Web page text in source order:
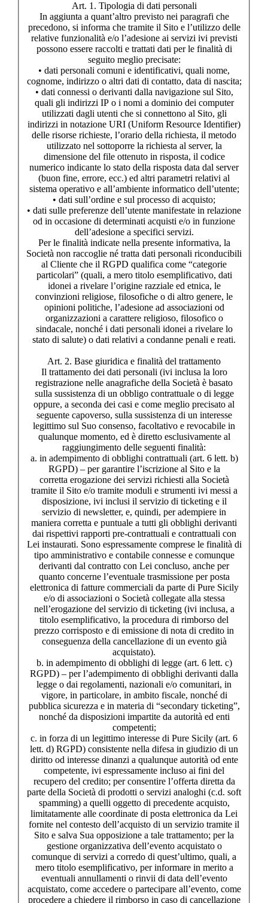
Art. 1. Tipologia di dati personali
In aggiunta a quant’altro previsto nei paragrafi che
precedono, si informa che tramite il Sito e l’utilizzo delle
relative funzionalità e/o l’adesione ai servizi ivi previsti
possono essere raccolti e trattati dati per le finalità di
seguito meglio precisate:
• dati personali comuni e identificativi, quali nome,
cognome, indirizzo o altri dati di contatto, data di nascita;
• dati connessi o derivanti dalla navigazione sul Sito,
quali gli indirizzi IP o i nomi a dominio dei computer
utilizzati dagli utenti che si connettono al Sito, gli
indirizzi in notazione URI (Uniform Resource Identifier)
delle risorse richieste, l’orario della richiesta, il metodo
utilizzato nel sottoporre la richiesta al server, la
dimensione del file ottenuto in risposta, il codice
numerico indicante lo stato della risposta data dal server
(buon fine, errore, ecc.) ed altri parametri relativi al
sistema operativo e all’ambiente informatico dell’utente;
• dati sull’ordine e sul processo di acquisto;
• dati sulle preferenze dell’utente manifestate in relazione
od in occasione di determinati acquisti e/o in funzione
dell’adesione a specifici servizi.
Per le finalità indicate nella presente informativa, la
Società non raccoglie né tratta dati personali riconducibili
al Cliente che il RGPD qualifica come “categorie
particolari” (quali, a mero titolo esemplificativo, dati
idonei a rivelare l’origine razziale ed etnica, le
convinzioni religiose, filosofiche o di altro genere, le
opinioni politiche, l’adesione ad associazioni od
organizzazioni a carattere religioso, filosofico o
sindacale, nonché i dati personali idonei a rivelare lo
stato di salute) o dati relativi a condanne penali e reati.
Art. 2. Base giuridica e finalità del trattamento
Il trattamento dei dati personali (ivi inclusa la loro
registrazione nelle anagrafiche della Società è basato
sulla sussistenza di un obbligo contrattuale o di legge
oppure, a seconda dei casi e come meglio precisato al
seguente capoverso, sulla sussistenza di un interesse
legittimo sul Suo consenso, facoltativo e revocabile in
qualunque momento, ed è diretto esclusivamente al
raggiungimento delle seguenti finalità:
a. in adempimento di obblighi contrattuali (art. 6 lett. b)
RGPD) – per garantire l’iscrizione al Sito e la
corretta erogazione dei servizi richiesti alla Società
tramite il Sito e/o tramite moduli e strumenti ivi messi a
disposizione, ivi inclusi il servizio di ticketing e il
servizio di newsletter, e, quindi, per adempiere in
maniera corretta e puntuale a tutti gli obblighi derivanti
dai rispettivi rapporti pre-contrattuali e contrattuali con
Lei instaurati. Sono espressamente comprese le finalità di
tipo amministrativo e contabile connesse e comunque
derivanti dal contratto con Lei concluso, anche per
quanto concerne l’eventuale trasmissione per posta
elettronica di fatture commerciali da parte di Pure Sicily
e/o di associazioni o Società collegate alla stessa
nell’erogazione del servizio di ticketing (ivi inclusa, a
titolo esemplificativo, la procedura di rimborso del
prezzo corrisposto e di emissione di nota di credito in
conseguenza della cancellazione di un evento già
acquistato).
b. in adempimento di obblighi di legge (art. 6 lett. c)
RGPD) – per l’adempimento di obblighi derivanti dalla
legge o dai regolamenti, nazionali e/o comunitari, in
vigore, in particolare, in ambito fiscale, nonché di
pubblica sicurezza e in materia di “secondary ticketing”,
nonché da disposizioni impartite da autorità ed enti
competenti;
c. in forza di un legittimo interesse di Pure Sicily (art. 6
lett. d) RGPD) consistente nella difesa in giudizio di un
diritto od interesse dinanzi a qualunque autorità od ente
competente, ivi espressamente incluso ai fini del
recupero del credito; per consentire l’offerta diretta da
parte della Società di prodotti o servizi analoghi (c.d. soft
spamming) a quelli oggetto di precedente acquisto,
limitatamente alle coordinate di posta elettronica da Lei
fornite nel contesto dell’acquisto di un servizio tramite il
Sito e salva Sua opposizione a tale trattamento; per la
gestione organizzativa dell’evento acquistato o
comunque di servizi a corredo di quest’ultimo, quali, a
mero titolo esemplificativo, per informare in merito a
eventuali annullamenti o rinvii di data dell’evento
acquistato, come accedere o partecipare all’evento, come
procedere a chiedere il rimborso in caso di cancellazione